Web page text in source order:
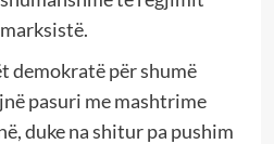
demokratë për shumë
pasuri me mashtrime
duke na shitur pa pushim